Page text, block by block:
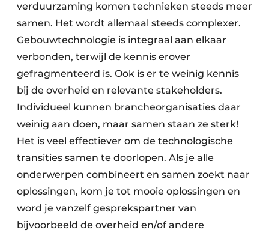
verduurzaming komen technieken steeds meer
samen. Het wordt allemaal steeds complexer.
Gebouwtechnologie is integraal aan elkaar
verbonden, terwijl de kennis erover
gefragmenteerd is. Ook is er te weinig kennis
bij de overheid en relevante stakeholders.
Individueel kunnen brancheorganisaties daar
weinig aan doen, maar samen staan ze sterk!
Het is veel effectiever om de technologische
transities samen te doorlopen. Als je alle
onderwerpen combineert en samen zoekt naar
oplossingen, kom je tot mooie oplossingen en
word je vanzelf gesprekspartner van
bijvoorbeeld de overheid en/of andere